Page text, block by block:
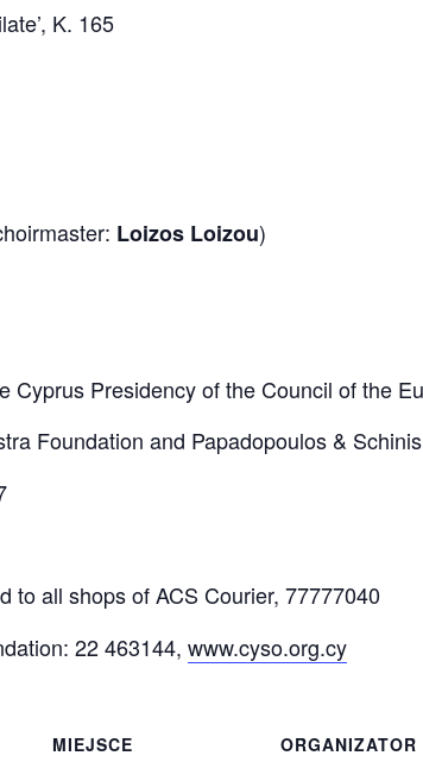
K. 165
Loizos Loizou)
Presidency of the Council of the
Foundation and Papadopoulos &
to all shops of ACS Courier, 77777040
22 463144, www.cyso.org.cy
MIEJSCE
ORGANIZATOR